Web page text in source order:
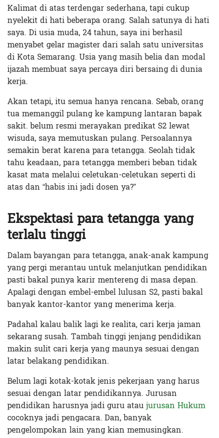
Kalimat di atas terdengar sederhana, tapi cukup
nyelekit di hati beberapa orang. Salah satunya di hati
saya. Di usia muda, 24 tahun, saya ini berhasil
menyabet gelar magister dari salah satu universitas
di Kota Semarang. Usia yang masih belia dan modal
ijazah membuat saya percaya diri bersaing di dunia
kerja.
Akan tetapi, itu semua hanya rencana. Sebab, orang
tua memanggil pulang ke kampung lantaran bapak
sakit. belum resmi merayakan predikat S2 lewat
wisuda, saya memutuskan pulang. Persoalannya
semakin berat karena para tetangga. Seolah tidak
tahu keadaan, para tetangga memberi beban tidak
kasat mata melalui celetukan-celetukan seperti di
atas dan “habis ini jadi dosen ya?”
Ekspektasi para tetangga yang
terlalu tinggi
Dalam bayangan para tetangga, anak-anak kampung
yang pergi merantau untuk melanjutkan pendidikan
pasti bakal punya karir mentereng di masa depan.
Apalagi dengan embel-embel lulusan S2, pasti bakal
banyak kantor-kantor yang menerima kerja.
Padahal kalau balik lagi ke realita, cari kerja jaman
sekarang susah. Tambah tinggi jenjang pendidikan
makin sulit cari kerja yang maunya sesuai dengan
latar belakang pendidikan.
Belum lagi kotak-kotak jenis pekerjaan yang harus
sesuai dengan latar pendidikannya. Jurusan
pendidikan harusnya jadi guru ataujurusan Hukum
cocoknya jadi pengacara. Dan, banyak
pengelompokan lain yang kian memusingkan.